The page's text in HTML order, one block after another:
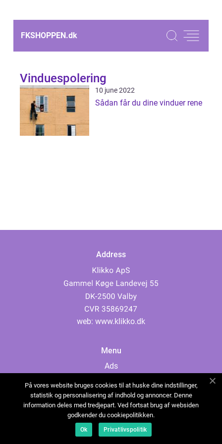
FKSHOPPEN.dk
Vinduespolering
10 june 2022
Sådan får du dine vinduer rene
Address
web: www.klikko.dk
Menu
Ads
Cookies
Contact
Sitemap
På vores website bruges cookies til at huske dine indstillinger,
statistik og personalisering af indhold og annoncer. Denne
information deles med tredjepart. Ved fortsat brug af websiden
godkender du cookiepolitikken.
Ok Privatlivspolitik